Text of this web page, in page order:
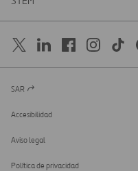
Abrir
una
nueva
SAR
Accesibilidad
Aviso legal
Política de privacidad